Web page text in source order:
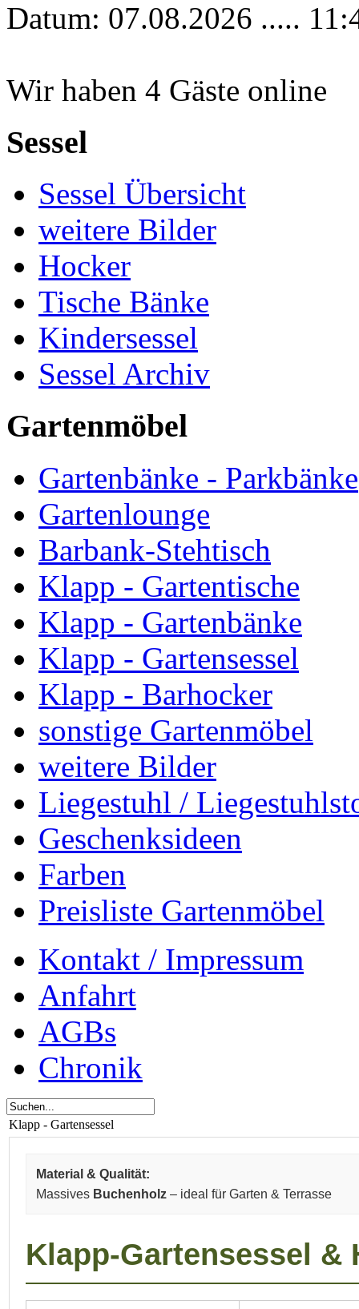
Datum: 07.08.2026 .....
Wir haben 4 Gäste online
Sessel
Sessel Übersicht
weitere Bilder
Hocker
Tische Bänke
Kindersessel
Sessel Archiv
Gartenmöbel
Gartenbänke - Parkbänke
Gartenlounge
Barbank-Stehtisch
Klapp - Gartentische
Klapp - Gartenbänke
Klapp - Gartensessel
Klapp - Barhocker
sonstige Gartenmöbel
weitere Bilder
Liegestuhl /
Geschenksideen
Farben
Preisliste Gartenmöbel
Kontakt / Impressum
Anfahrt
AGBs
Chronik
Klapp - Gartensessel
Material & Qualität:
Massives Buchenholz – ideal für Garten & Terrasse
Klapp-Gartensessel &